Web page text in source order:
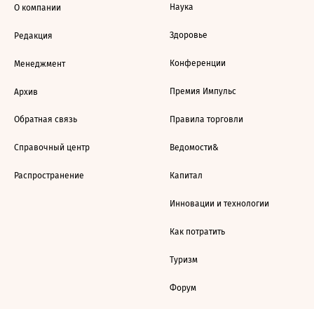
О компании
Редакция
Менеджмент
Архив
Обратная связь
Справочный центр
Распространение
Наука
Здоровье
Конференции
Премия Импульс
Правила торговли
Ведомости&
Капитал
Инновации и технологии
Как потратить
Туризм
Форум